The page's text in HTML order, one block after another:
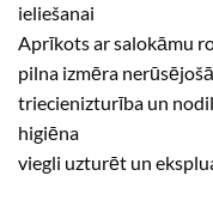
ieliešanai
Aprīkots ar salokāmu
pilna izmēra
triecienizturība un
higiēna
viegli uzturēt un